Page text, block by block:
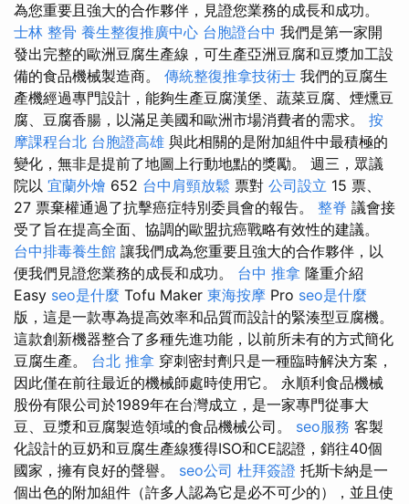
為您重要且強大的合作夥伴，見證您業務的成長和成功。
士林 整骨 養生整復推廣中心 台胞證台中 我們是第一家開
發出完整的歐洲豆腐生產線，可生產亞洲豆腐和豆漿加工設
備的食品機械製造商。 傳統整復推拿技術士 我們的豆腐生
產機經過專門設計，能夠生產豆腐漢堡、蔬菜豆腐、煙燻豆
腐、豆腐香腸，以滿足美國和歐洲市場消費者的需求。 按
摩課程台北 台胞證高雄 與此相關的是附加組件中最積極的
變化，無非是提前了地圖上行動地點的獎勵。 週三，眾議
院以 宜蘭外燴 652 台中肩頸放鬆 票對 公司設立 15 票、
27 票棄權通過了抗擊癌症特別委員會的報告。 整脊 議會接
受了旨在提高全面、協調的歐盟抗癌戰略有效性的建議。
台中排毒養生館 讓我們成為您重要且強大的合作夥伴，以
便我們見證您業務的成長和成功。 台中 推拿 隆重介紹
Easy seo是什麼 Tofu Maker 東海按摩 Pro seo是什麼
版，這是一款專為提高效率和品質而設計的緊湊型豆腐機。
這款創新機器整合了多種先進功能，以前所未有的方式簡化
豆腐生產。 台北 推拿 穿刺密封劑只是一種臨時解決方案，
因此僅在前往最近的機械師處時使用它。 永順利食品機械
股份有限公司於1989年在台灣成立，是一家專門從事大
豆、豆漿和豆腐製造領域的食品機械公司。 seo服務 客製
化設計的豆奶和豆腐生產線獲得ISO和CE認證，銷往40個
國家，擁有良好的聲譽。 seo公司 杜拜簽證 托斯卡納是一
個出色的附加組件（許多人認為它是必不可少的），並且使